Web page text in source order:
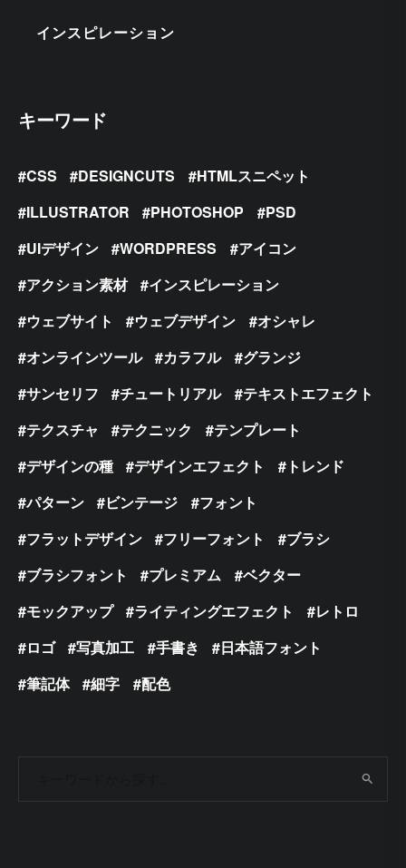
インスピレーション
キーワード
CSS DESIGNCUTS
HTMLスニペット
ILLUSTRATOR
PHOTOSHOP
PSD
UIデザイン
WORDPRESS
アイコン
アクション素材
インスピレーション
ウェブサイト
ウェブデザイン
オシャレ
オンラインツール
カラフル
グランジ
サンセリフ
チュートリアル
テキストエフェクト
テクスチャ
テクニック
テンプレート
デザインの種
デザインエフェクト
トレンド
パターン
ビンテージ
フォント
フラットデザイン
フリーフォント
ブラシ
ブラシフォント
プレミアム
ベクター
モックアップ
ライティングエフェクト
レトロ
ロゴ
写真加工 手書き
日本語フォント
筆記体
細字 配色